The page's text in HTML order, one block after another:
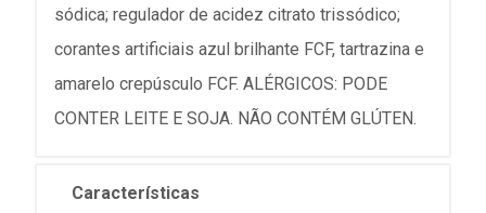
sódica; regulador de acidez citrato trissódico;
corantes artificiais azul brilhante FCF, tartrazina e
amarelo crepúsculo FCF. ALÉRGICOS: PODE
CONTER LEITE E SOJA. NÃO CONTÉM GLÚTEN.
Características